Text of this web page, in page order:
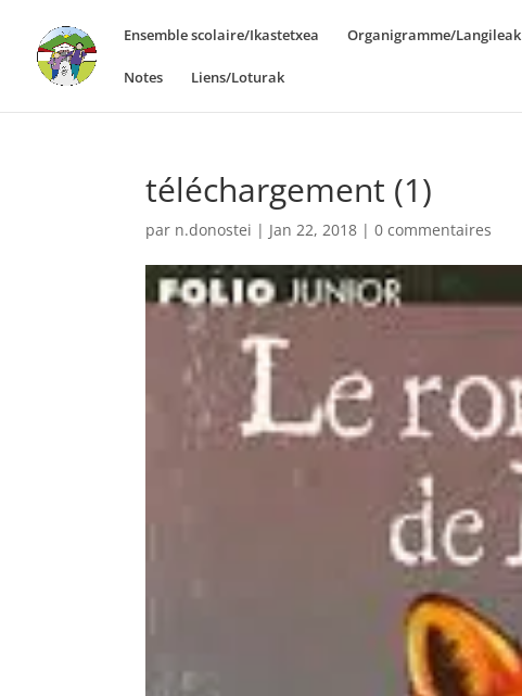
Ensemble scolaire/Ikastetxea Organigramme/Langileak
Notes Liens/Loturak
téléchargement (1)
par n.donostei | Jan 22, 2018 |0 commentaires